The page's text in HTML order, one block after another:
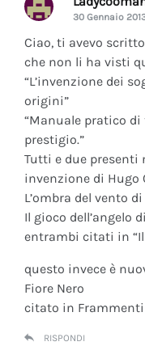
30 Gennaio
Ciao, ti avevo
che non li ha visti
“L’invenzione dei
origini”
“Manuale pratico
prestigio.”
Tutti e due presenti
invenzione di Hugo
L’ombra del vento
Il gioco dell’angelo
entrambi citati in
questo invece è
Fiore Nero
citato in
RISPONDI